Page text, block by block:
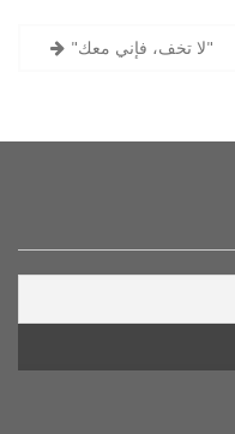
"لا تخف، فإني معك"